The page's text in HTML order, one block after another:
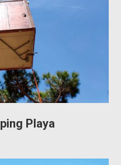
Playa